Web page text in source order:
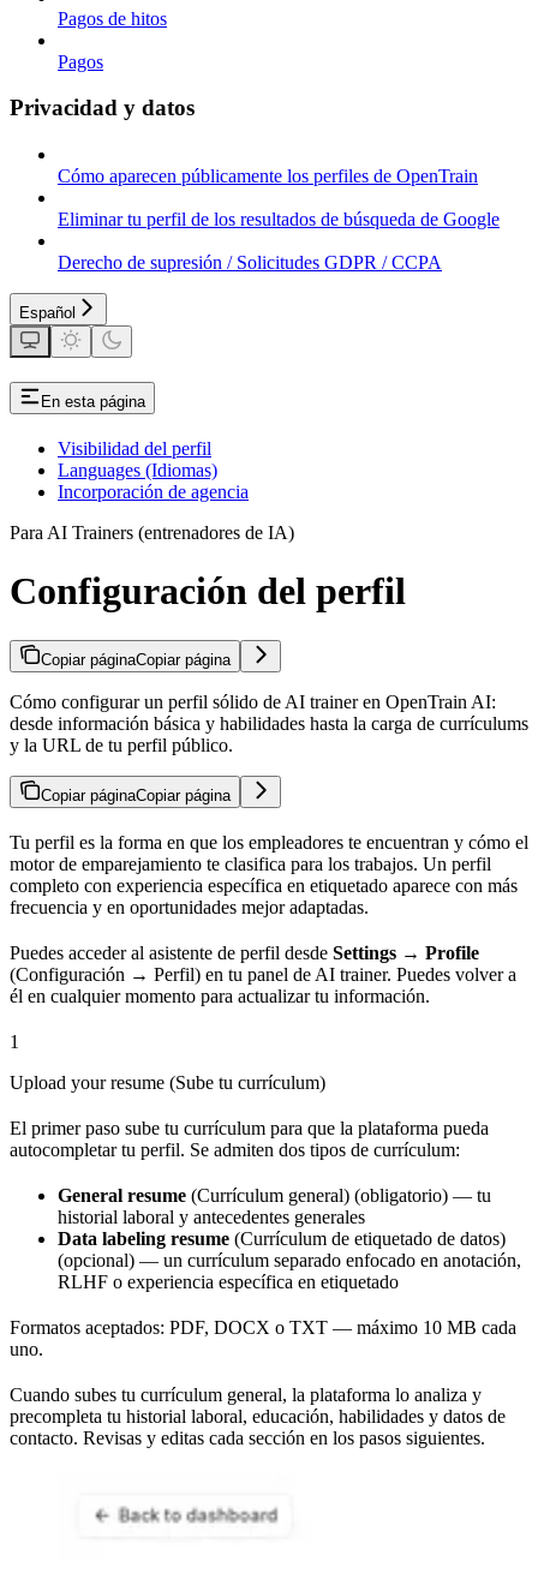
Pagos de hitos
Pagos
Privacidad y datos
Cómo aparecen públicamente los perfiles de OpenTrain
Eliminar tu perfil de los resultados de búsqueda de Google
Derecho de supresión / Solicitudes GDPR / CCPA
Español
En esta página
Visibilidad del perfil
Languages (Idiomas)
Incorporación de agencia
Para AI Trainers (entrenadores de IA)
Configuración del perfil
Copiar páginaCopiar página
Cómo configurar un perfil sólido de AI trainer en OpenTrain AI:
desde información básica y habilidades hasta la carga de currículums
y la URL de tu perfil público.
Copiar páginaCopiar página
Tu perfil es la forma en que los empleadores te encuentran y cómo el
motor de emparejamiento te clasifica para los trabajos. Un perfil
completo con experiencia específica en etiquetado aparece con más
frecuencia y en oportunidades mejor adaptadas.
Puedes acceder al asistente de perfil desde Settings → Profile
(Configuración → Perfil) en tu panel de AI trainer. Puedes volver a
él en cualquier momento para actualizar tu información.
1
Upload your resume (Sube tu currículum)
El primer paso sube tu currículum para que la plataforma pueda
autocompletar tu perfil. Se admiten dos tipos de currículum:
General resume (Currículum general) (obligatorio) — tu
historial laboral y antecedentes generales
Data labeling resume (Currículum de etiquetado de datos)
(opcional) — un currículum separado enfocado en anotación,
RLHF o experiencia específica en etiquetado
Formatos aceptados: PDF, DOCX o TXT — máximo 10 MB cada
uno.
Cuando subes tu currículum general, la plataforma lo analiza y
precompleta tu historial laboral, educación, habilidades y datos de
contacto. Revisas y editas cada sección en los pasos siguientes.